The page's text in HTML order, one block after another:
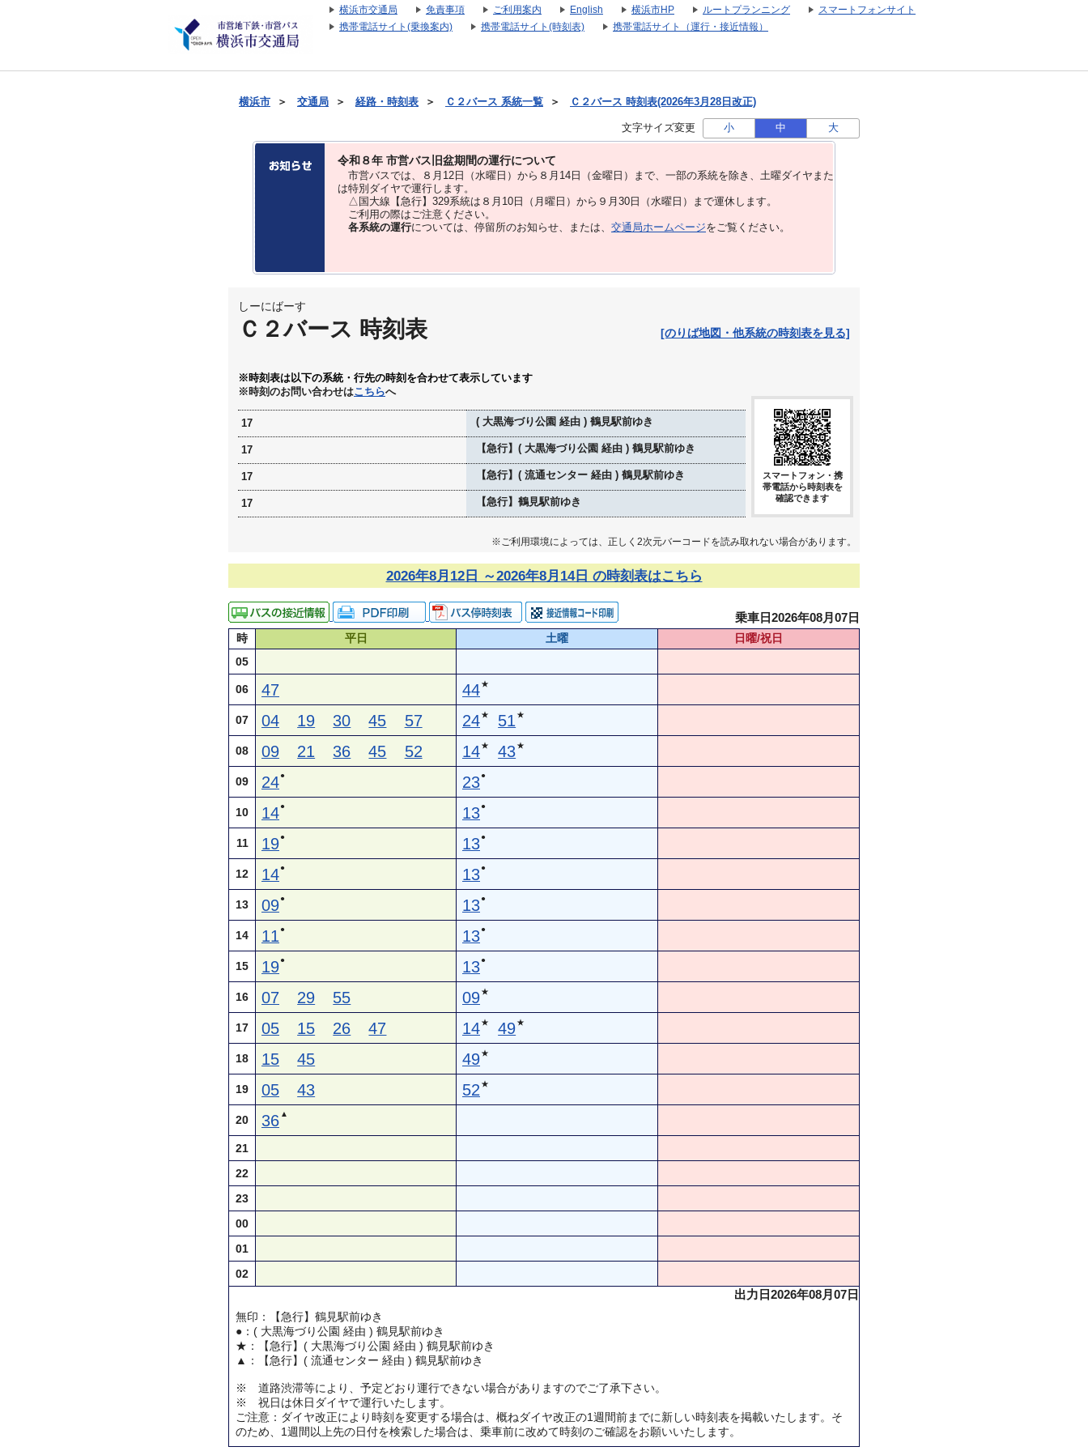
横浜市交通局 免責事項 ご利用案内 English 横浜市HP ルートプランニング
スマートフォンサイト
携帯電話サイト(乗換案内)
携帯電話サイト(時刻表) 携帯電話サイト（運行・接近情報）
横浜市 ＞ 交通局 ＞ 経路・時刻表 ＞ Ｃ２バース 系統一覧 ＞ Ｃ２バース 時刻表(2026年3月28日改正)
文字サイズ変更 小 中 大
令和８年 市営バス旧盆期間の運行について
市営バスでは、８⽉12⽇（水曜日）から８⽉14⽇（金曜日）まで、⼀部の系統を除き、⼟曜ダイヤまた
は特別ダイヤで運⾏します。
△国大線【急行】329系統は８月10日（月曜日）から９月30日（水曜日）まで運休します。
ご利用の際はご注意ください。
各系統の運行については、停留所のお知らせ、または、 交通局ホームページをご覧ください。
しーにばーす
Ｃ２バース 時刻表 [のりば地図・他系統の時刻表を見る]
※時刻表は以下の系統・行先の時刻を合わせて表示しています
※時刻のお問い合わせはこちらへ
17 ( 大黒海づり公園 経由 ) 鶴見駅前ゆき
17 【急行】( 大黒海づり公園 経由 ) 鶴見駅前ゆき
17 【急行】( 流通センター 経由 ) 鶴見駅前ゆき
17 【急行】鶴見駅前ゆき
スマートフォン・携
帯電話から時刻表を
確認できます
※ご利用環境によっては、正しく2次元バーコードを読み取れない場合があります。
2026年8月12日 ～2026年8月14日 の時刻表はこちら
乗車日2026年08月07日
時 平日 土曜
日曜/祝日
05
06 47 44★
07 04 19 30 45 57 24★ 51 ★
08 09 21 36 45 52 14★ 43★
09 24● 23●
10 14● 13●
11 19● 13●
12 14● 13●
13 09● 13●
14 11 ● 13●
15 19● 13●
16 07 29 55 09★
17 05 15 26 47 14★ 49★
18 15 45 49★
19 05 43 52 ★
20 36 ▲
21
22
23
00
01
02
出力日2026年08月07日
無印：【急行】鶴見駅前ゆき
●：( 大黒海づり公園 経由 ) 鶴見駅前ゆき
★：【急行】( 大黒海づり公園 経由 ) 鶴見駅前ゆき
▲：【急行】( 流通センター 経由 ) 鶴見駅前ゆき
※ 道路渋滞等により、予定どおり運行できない場合がありますのでご了承下さい。
※ 祝日は休日ダイヤで運行いたします。
ご注意：ダイヤ改正により時刻を変更する場合は、概ねダイヤ改正の1週間前までに新しい時刻表を掲載いたします。そ
のため、1週間以上先の日付を検索した場合は、乗車前に改めて時刻のご確認をお願いいたします。